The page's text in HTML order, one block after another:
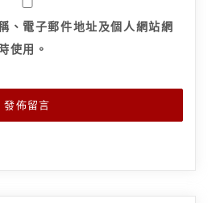
、電子郵件地址及個人網站網
使用。